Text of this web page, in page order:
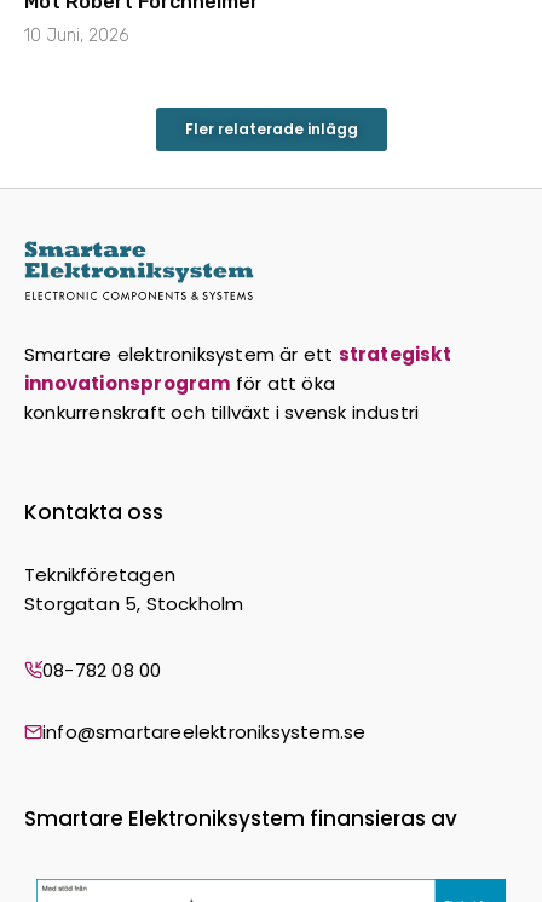
10 Juni, 2026
Fler relaterade inlägg
Smartare elektroniksystem är ett strategiskt
innovationsprogram för att öka
konkurrenskraft och tillväxt i svensk industri
Kontakta oss
Teknikföretagen
Storgatan 5, Stockholm
08-782 08 00
info@smartareelektroniksystem.se
Smartare Elektroniksystem finansieras av